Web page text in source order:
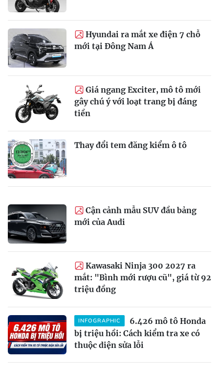
Hyundai ra mắt xe điện 7 chỗ
mới tại Đông Nam Á
Giá ngang Exciter, mô tô mới
gây chú ý với loạt trang bị đáng
tiền
Thay đổi tem đăng kiểm ô tô
Cận cảnh mẫu SUV đầu bảng
mới của Audi
Kawasaki Ninja 300 2027 ra
mắt: "Bình mới rượu cũ", giá từ 92
triệu đồng
INFOGRAPHIC
6.426 mô tô Honda
bị triệu hồi: Cách kiểm tra xe có
thuộc diện sửa lỗi